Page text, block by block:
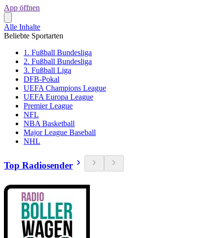
App öffnen
Alle Inhalte
Beliebte Sportarten
1. Fußball Bundesliga
2. Fußball Bundesliga
3. Fußball Liga
DFB-Pokal
UEFA Champions League
UEFA Europa League
Premier League
NFL
NBA Basketball
Major League Baseball
NHL
Top Radiosender